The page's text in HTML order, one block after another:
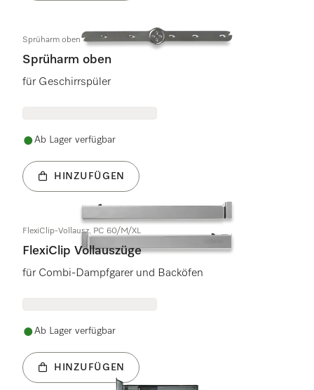
Sprüharm oben
Sprüharm oben
für Geschirrspüler
Ab Lager verfügbar
HINZUFÜGEN
FlexiClip-Vollausz. PC 60/M/XL
FlexiClip Vollauszüge
für Combi-Dampfgarer und Backöfen
Ab Lager verfügbar
HINZUFÜGEN